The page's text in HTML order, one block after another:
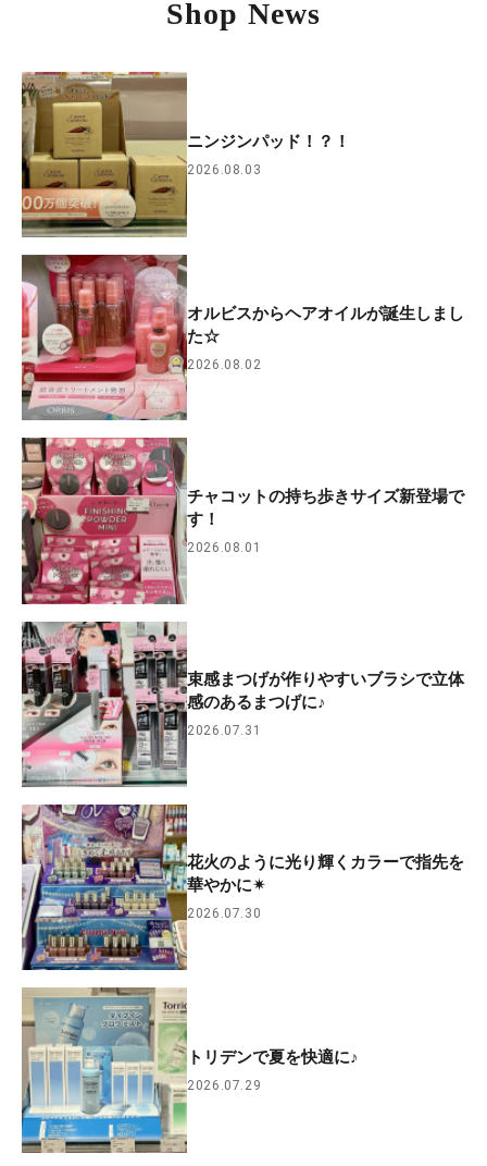
Shop News
ニンジンパッド！？！
2026.08.03
オルビスからヘアオイルが誕生しまし
た☆
2026.08.02
チャコットの持ち歩きサイズ新登場で
す！
2026.08.01
束感まつげが作りやすいブラシで立体
感のあるまつげに♪
2026.07.31
花火のように光り輝くカラーで指先を
華やかに✴︎
2026.07.30
トリデンで夏を快適に♪
2026.07.29